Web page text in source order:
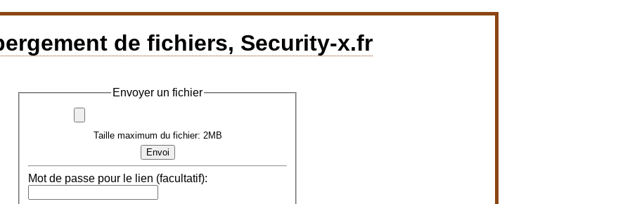
de fichiers, Security-x.fr
Envoyer un fichier
Taille maximum du fichier: 2MB
Mot de passe pour le lien (facultatif):